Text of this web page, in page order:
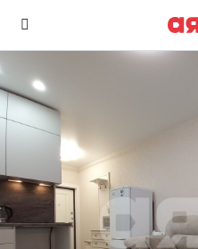
Избранное
0 объявлений
Недвижимость